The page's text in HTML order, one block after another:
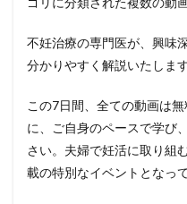
不妊治療の専門医が、興味
分かりやすく解説いたします
この7日間、全ての動画は
に、ご自身のペースで学び
さい。夫婦で妊活に取り組
載の特別なイベントとなっ